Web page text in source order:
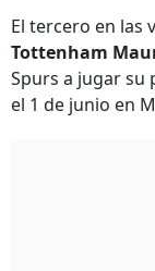
El tercero en las
Tottenham
Spurs a jugar su
el 1 de junio en